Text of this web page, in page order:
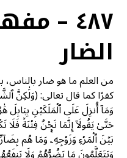
الضار
من العلم ما هو ضار
كفرًا كما قال تعالى: (وَلَٰكِنَّ
وَمَآ أُنزِلَ عَلَى ٱلۡمَلَكَيۡنِ
حَتَّىٰ يَقُولَآ إِنَّمَا نَحۡنُ فِتۡنَةٞ فَلَا
بَيۡنَ ٱلۡمَرۡءِ وَزَوۡجِهِۦۚ وَمَا هُم